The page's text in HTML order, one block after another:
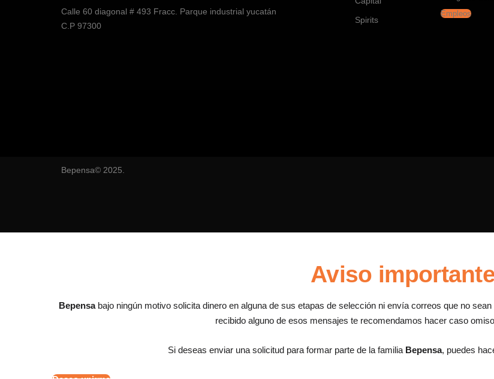
Calle 60 diagonal # 493 Fracc. Parque industrial yucatán
C.P 97300
Spirits
Empleos
Bepensa© 2025.
Aviso
Bepensabajo ningún motivo solicita dinero en alguna de sus etapas de selección ni envía correos que no
recibido alguno de esos mensajes te recomendamos hacer caso
Si deseas enviar una solicitud para formar parte de la familia Bepensa, puedes